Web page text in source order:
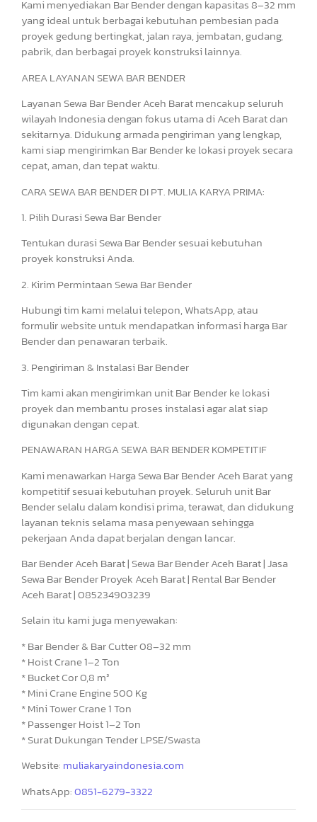
Kami menyediakan Bar Bender dengan kapasitas 8–32 mm
yang ideal untuk berbagai kebutuhan pembesian pada
proyek gedung bertingkat, jalan raya, jembatan, gudang,
pabrik, dan berbagai proyek konstruksi lainnya.
AREA LAYANAN SEWA BAR BENDER
Layanan Sewa Bar Bender Aceh Barat mencakup seluruh
wilayah Indonesia dengan fokus utama di Aceh Barat dan
sekitarnya. Didukung armada pengiriman yang lengkap,
kami siap mengirimkan Bar Bender ke lokasi proyek secara
cepat, aman, dan tepat waktu.
CARA SEWA BAR BENDER DI PT. MULIA KARYA PRIMA:
1. Pilih Durasi Sewa Bar Bender
Tentukan durasi Sewa Bar Bender sesuai kebutuhan
proyek konstruksi Anda.
2. Kirim Permintaan Sewa Bar Bender
Hubungi tim kami melalui telepon, WhatsApp, atau
formulir website untuk mendapatkan informasi harga Bar
Bender dan penawaran terbaik.
3. Pengiriman & Instalasi Bar Bender
Tim kami akan mengirimkan unit Bar Bender ke lokasi
proyek dan membantu proses instalasi agar alat siap
digunakan dengan cepat.
PENAWARAN HARGA SEWA BAR BENDER KOMPETITIF
Kami menawarkan Harga Sewa Bar Bender Aceh Barat yang
kompetitif sesuai kebutuhan proyek. Seluruh unit Bar
Bender selalu dalam kondisi prima, terawat, dan didukung
layanan teknis selama masa penyewaan sehingga
pekerjaan Anda dapat berjalan dengan lancar.
Bar Bender Aceh Barat | Sewa Bar Bender Aceh Barat | Jasa
Sewa Bar Bender Proyek Aceh Barat | Rental Bar Bender
Aceh Barat | 085234903239
Selain itu kami juga menyewakan:
* Bar Bender & Bar Cutter 08–32 mm
* Hoist Crane 1–2 Ton
* Bucket Cor 0,8 m³
* Mini Crane Engine 500 Kg
* Mini Tower Crane 1 Ton
* Passenger Hoist 1–2 Ton
* Surat Dukungan Tender LPSE/Swasta
Website: muliakaryaindonesia.com
WhatsApp:0851-6279-3322